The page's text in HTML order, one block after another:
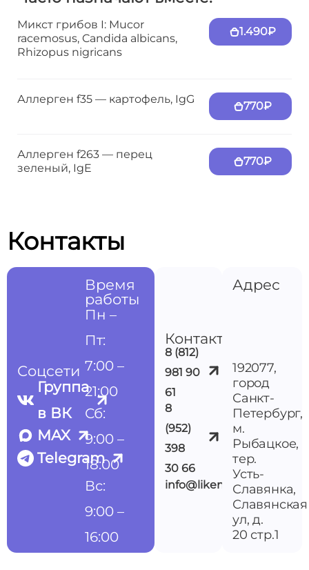
Микст грибов I: Mucor
racemosus, Candida albicans,
Rhizopus nigricans
1.490₽
Аллерген f35 — картофель, IgG
770₽
Аллерген f263 — перец
зеленый, IgE
770₽
Контакты
Контакты
8 (812)
981 90
61
8
(952)
398
30 66
info@likemedspb.ru
Адрес
192077,
город
Санкт-
Петербург,
м.
Рыбацкое,
тер.
Усть-
Славянка,
Славянская
ул, д.
20 стр.1
Соцсети
Группа
в ВК
MAX
Telegram
Время
работы
Пн –
Пт:
7:00 –
21:00
Сб:
9:00 –
18:00
Вс:
9:00 –
16:00